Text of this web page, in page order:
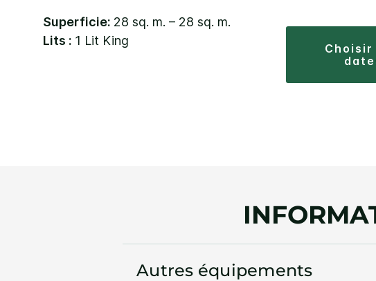
Superficie: 28 sq. m. – 28 sq. m.
Lits : 1 Lit King
choisir des
Autres équipements